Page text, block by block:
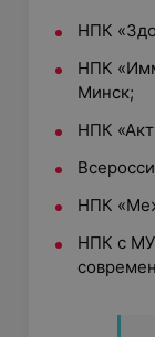
НПК
НПК
Минск;
НПК
НПК
НПК с МУ